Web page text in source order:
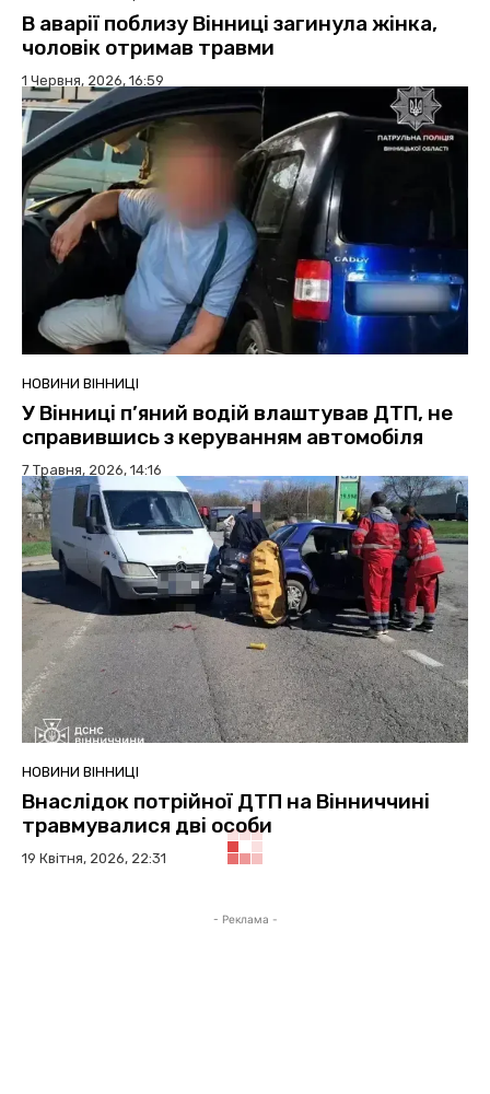
В аварії поблизу Вінниці загинула жінка,
чоловік отримав травми
1 Червня, 2026, 16:59
НОВИНИ ВІННИЦІ
У Вінниці п’яний водій влаштував ДТП, не
справившись з керуванням автомобіля
7 Травня, 2026, 14:16
НОВИНИ ВІННИЦІ
Внаслідок потрійної ДТП на Вінниччині
травмувалися дві особи
19 Квітня, 2026, 22:31
- Реклама -